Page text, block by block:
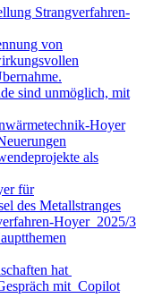
Strangverfahren-
von
sind unmöglich, mit
Hoyer
als
für
des Metallstranges
Hoyer 2025/3
hat
mit Copilot